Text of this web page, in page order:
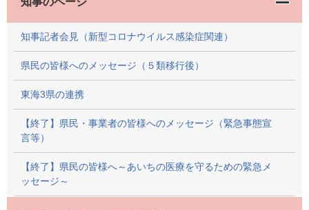
知事記者会見（新型コロナウイルス感染症関連）
県民の皆様へのメッセージ（５類移行後）
東海3県の連携
【終了】県民・事業者の皆様へのメッセージ（緊急事態宣
言等）
【終了】県民の皆様へ～あいちの医療を守るための緊急メ
ッセージ～